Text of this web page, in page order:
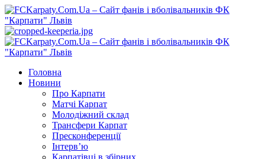
Перейти
до
вмісту
Primary
Menu
Головна
Новини
Про Карпати
Матчі Карпат
Молодіжний склад
Трансфери Карпат
Пресконференції
Інтерв’ю
Карпатівці в збірних